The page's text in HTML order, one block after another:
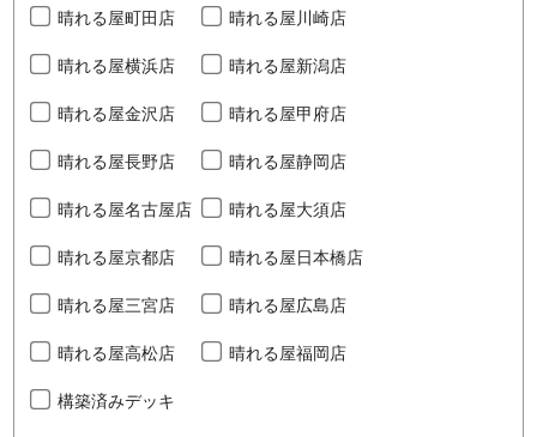
晴れる屋町田店 晴れる屋川崎店
晴れる屋横浜店 晴れる屋新潟店
晴れる屋金沢店 晴れる屋甲府店
晴れる屋長野店 晴れる屋静岡店
晴れる屋名古屋店 晴れる屋大須店
晴れる屋京都店 晴れる屋日本橋店
晴れる屋三宮店 晴れる屋広島店
晴れる屋高松店 晴れる屋福岡店
構築済みデッキ